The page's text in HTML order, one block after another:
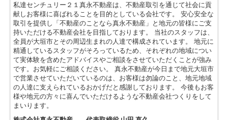
私達センチュリー２１真永不動産は、不動産取引を通じて社会に貢
献しお客様に喜ばれることを目的としている会社です。 安心安全な
取引を提供し「不動産のことなら真永不動産」と地元の皆様にご支
持いただける不動産会社を目指しております。 当社のスタッフは、
全員が大垣市とその周辺生まれの人達で構成されています。 地元に
精通しているスタッフがそろっているため、それぞれの地域につい
て実体験を含めたアドバイスやご相談をさせていただくことが強み
です。お気軽にご相談ください。 真永不動産が今日まで地元大垣市
で営業させていただいているのは、お客様は勿論のこと、地元地域
の人達に支えられているおかげだと感謝しております。 今後もお客
様や地元の方々に喜んでいただけるような不動産会社つくりをして
まいります。